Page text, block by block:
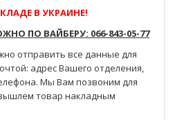
В УКРАИНЕ!
ПО ВАЙБЕРУ: 066-843-05-77
отправить все данные для
адрес Вашего отделения,
Мы Вам позвоним для
товар накладным